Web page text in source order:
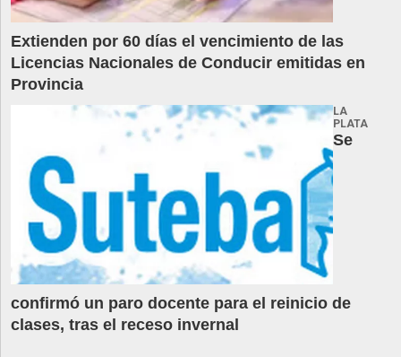
Extienden por 60 días el vencimiento de las
Licencias Nacionales de Conducir emitidas en
Provincia
LA
PLATA
Se
confirmó un paro docente para el reinicio de
clases, tras el receso invernal